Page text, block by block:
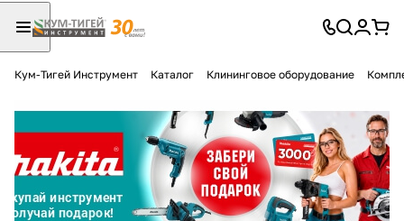
Кум-Тигей Инструмент Каталог Клининговое оборудование
Разбейте
оплатуна части
без переплат